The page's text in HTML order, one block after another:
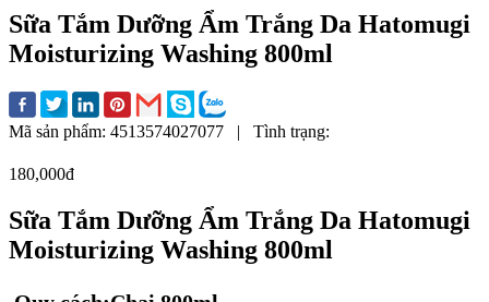
Sữa Tắm Dưỡng Ẩm Trắng Da Hatomugi
Moisturizing Washing 800ml
Mã sản phẩm: 4513574027077 | Tình trạng:
180,000đ
Sữa Tắm Dưỡng Ẩm Trắng Da Hatomugi
Moisturizing Washing 800ml